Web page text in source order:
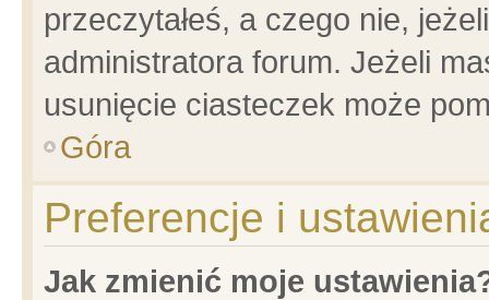
przeczytałeś, a czego nie,
administratora forum. Jeżeli
usunięcie ciasteczek może
Góra
Preferencje i
Jak zmienić moje